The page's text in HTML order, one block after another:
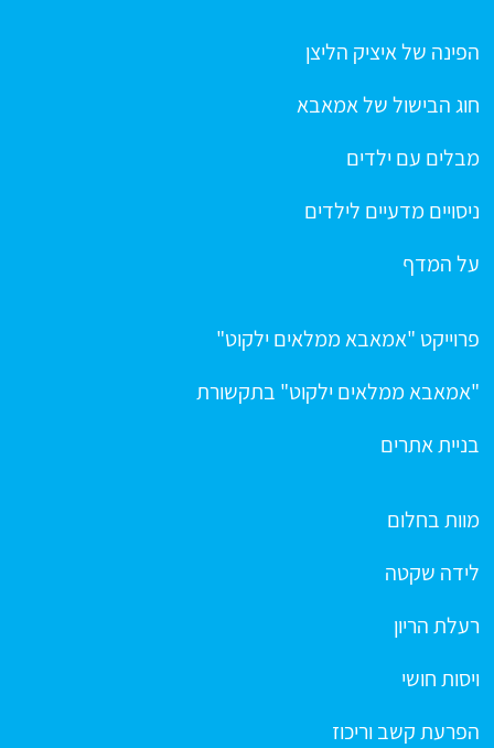
הפינה של איציק הליצן
חוג הבישול של אמאבא
מבלים עם ילדים
ניסויים מדעיים לילדים
על המדף
פרוייקט "אמאבא ממלאים ילקוט"
"אמאבא ממלאים ילקוט" בתקשורת
בניית אתרים
מוות בחלום
לידה שקטה
רעלת הריון
ויסות חושי
הפרעת קשב וריכוז